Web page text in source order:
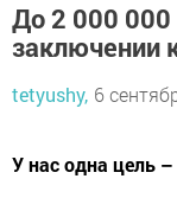
До 2 000 000
заключении
tetyushy, 6
У нас одна цель